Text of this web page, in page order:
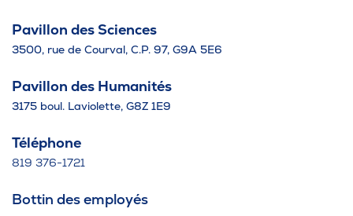
Pavillon des Sciences
3500, rue de Courval, C.P. 97, G9A 5E6
Pavillon des Humanités
3175 boul. Laviolette, G8Z 1E9
Téléphone
819 376-1721
Bottin des employés